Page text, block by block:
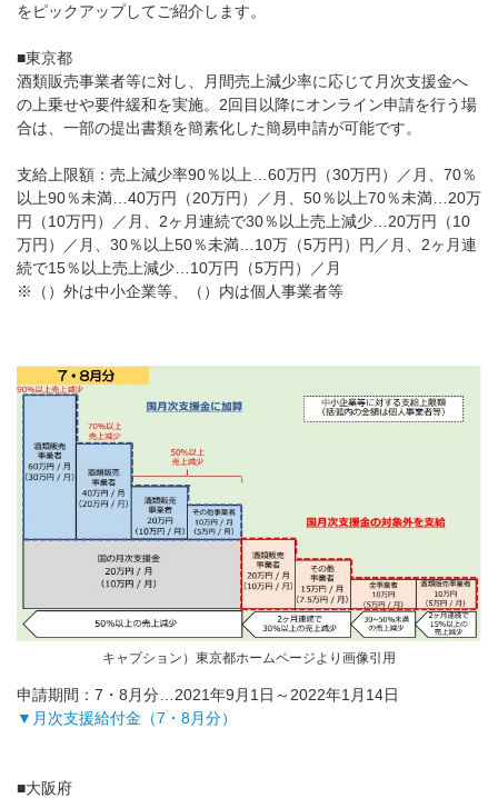
をピックアップしてご紹介します。
■東京都
酒類販売事業者等に対し、月間売上減少率に応じて月次支援金へ
の上乗せや要件緩和を実施。2回目以降にオンライン申請を行う場
合は、一部の提出書類を簡素化した簡易申請が可能です。
支給上限額：売上減少率90％以上…60万円（30万円）／月、70％
以上90％未満…40万円（20万円）／月、50％以上70％未満…20万
円（10万円）／月、2ヶ月連続で30％以上売上減少…20万円（10
万円）／月、30％以上50％未満…10万（5万円）円／月、2ヶ月連
続で15％以上売上減少…10万円（5万円）／月
※（）外は中小企業等、（）内は個人事業者等
キャプション）東京都ホームページより画像引用
申請期間：7・8月分…2021年9月1日～2022年1月14日
▼月次支援給付金（7・8月分）
■大阪府